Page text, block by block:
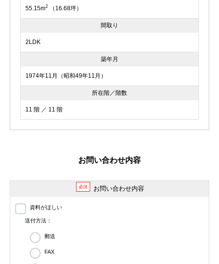
55.15m2 （16.68坪）
間取り
2LDK
築年月
1974年11月（昭和49年11月）
所在階／階数
11 階 ／ 11 階
お問い合わせ内容
必須 お問い合わせ内容
資料がほしい
送付方法：
郵送
FAX